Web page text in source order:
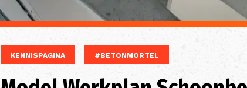
KENNISPAGINA #BETONMORTEL